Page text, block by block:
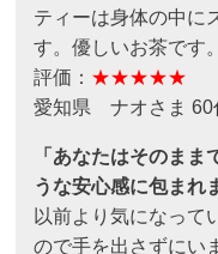
ティーは身体の中に
す。優しいお茶です。
評価： ★★★★★
愛知県 ナオさま
「あなたはそのま
うな安心感に包まれ
以前より気になって
ので手を出さずにい